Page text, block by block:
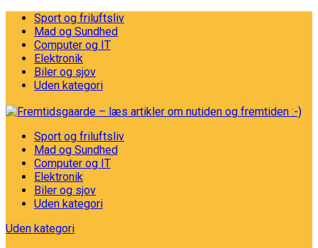
Sport og friluftsliv
Mad og Sundhed
Computer og IT
Elektronik
Biler og sjov
Uden kategori
Sport og friluftsliv
Mad og Sundhed
Computer og IT
Elektronik
Biler og sjov
Uden kategori
Uden kategori